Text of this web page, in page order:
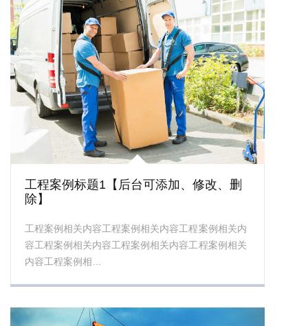
工程案例标题1【后台可添加、修改、删
除】
工程案例相关内容工程案例相关内容工程案例相关内
容工程案例相关内容工程案例相关内容工程案例相关
内容工程案例相…